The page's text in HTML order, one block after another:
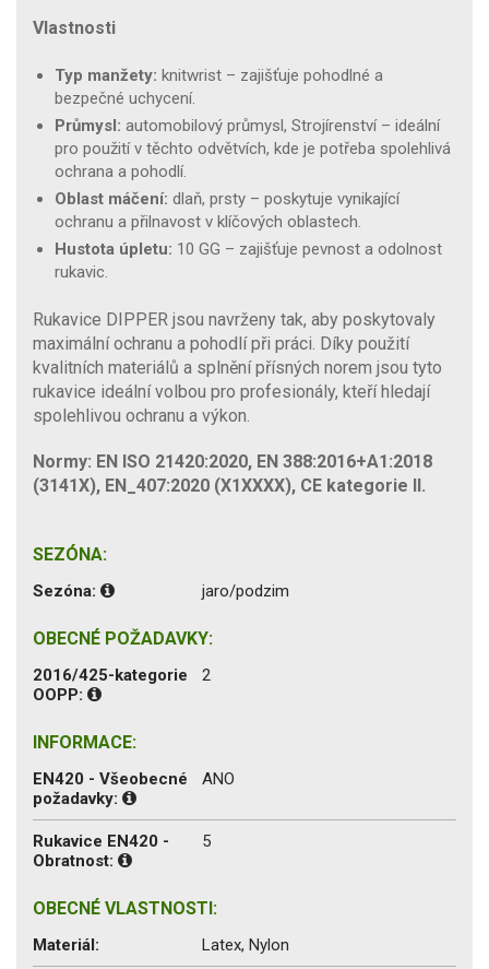
Vlastnosti
Typ manžety: knitwrist – zajišťuje pohodlné a
bezpečné uchycení.
Průmysl: automobilový průmysl, Strojírenství – ideální
pro použití v těchto odvětvích, kde je potřeba spolehlivá
ochrana a pohodlí.
Oblast máčení: dlaň, prsty – poskytuje vynikající
ochranu a přilnavost v klíčových oblastech.
Hustota úpletu: 10 GG – zajišťuje pevnost a odolnost
rukavic.
Rukavice DIPPER jsou navrženy tak, aby poskytovaly
maximální ochranu a pohodlí při práci. Díky použití
kvalitních materiálů a splnění přísných norem jsou tyto
rukavice ideální volbou pro profesionály, kteří hledají
spolehlivou ochranu a výkon.
Normy: EN ISO 21420:2020, EN 388:2016+A1:2018
(3141X), EN_407:2020 (X1XXXX), CE kategorie II.
SEZÓNA:
Sezóna: jaro/podzim
OBECNÉ POŽADAVKY:
2016/425-kategorie
OOPP:
2
INFORMACE:
EN420 - Všeobecné
požadavky:
ANO
Rukavice EN420 -
Obratnost:
5
OBECNÉ VLASTNOSTI:
Materiál: Latex, Nylon